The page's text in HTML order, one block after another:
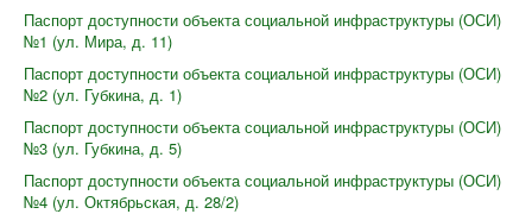
Паспорт доступности объекта социальной инфраструктуры (ОСИ)
№1 (ул. Мира, д. 11)
Паспорт доступности объекта социальной инфраструктуры (ОСИ)
№2 (ул. Губкина, д. 1)
Паспорт доступности объекта социальной инфраструктуры (ОСИ)
№3 (ул. Губкина, д. 5)
Паспорт доступности объекта социальной инфраструктуры (ОСИ)
№4 (ул. Октябрьская, д. 28/2)